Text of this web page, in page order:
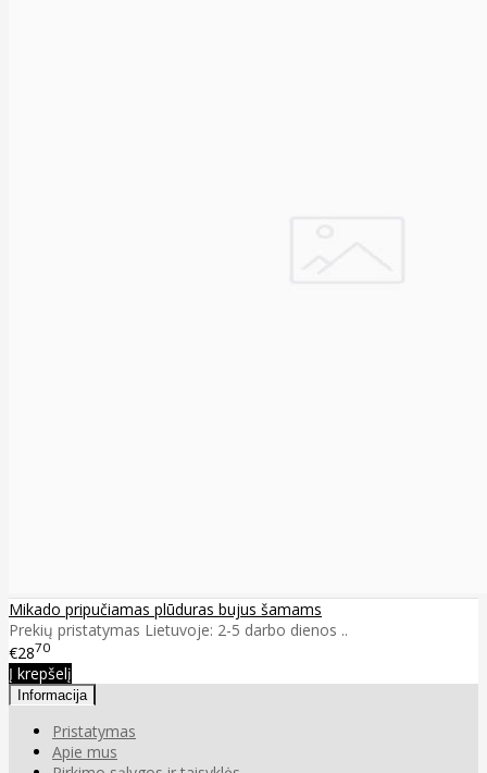
Mikado pripučiamas plūduras bujus šamams
Prekių pristatymas Lietuvoje: 2-5 darbo dienos ..
€2870
Į krepšelį
Informacija
Pristatymas
Apie mus